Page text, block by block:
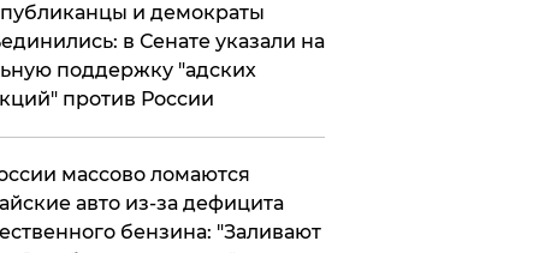
и демократы
в Сенате указали на
поддержку "адских
против России
массово ломаются
авто из-за дефицита
бензина: "Заливают